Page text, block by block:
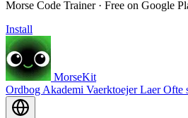
Morse Code Trainer · Free on Google
Install
MorseKit
Ordbog Akademi VaerktoejerLaerOfte